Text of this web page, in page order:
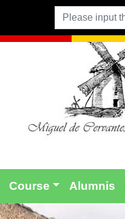
Course Alumnis